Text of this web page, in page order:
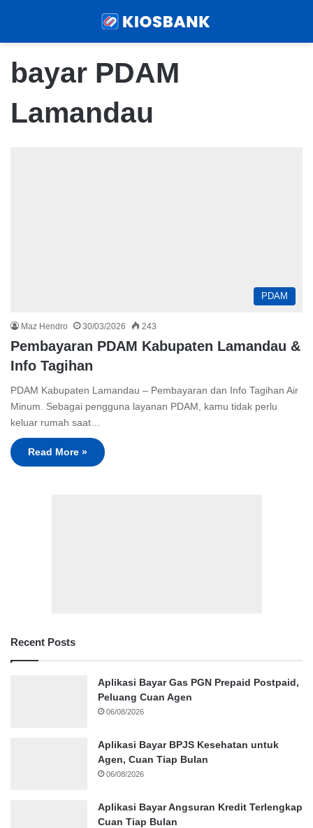
bayar PDAM
Lamandau
PDAM
Maz Hendro 30/03/2026 243
Pembayaran PDAM Kabupaten Lamandau &
Info Tagihan
PDAM Kabupaten Lamandau – Pembayaran dan Info Tagihan Air
Minum. Sebagai pengguna layanan PDAM, kamu tidak perlu
keluar rumah saat…
Read More »
Recent Posts
Aplikasi Bayar Gas PGN Prepaid Postpaid,
Peluang Cuan Agen
06/08/2026
Aplikasi Bayar BPJS Kesehatan untuk
Agen, Cuan Tiap Bulan
06/08/2026
Aplikasi Bayar Angsuran Kredit Terlengkap
Cuan Tiap Bulan